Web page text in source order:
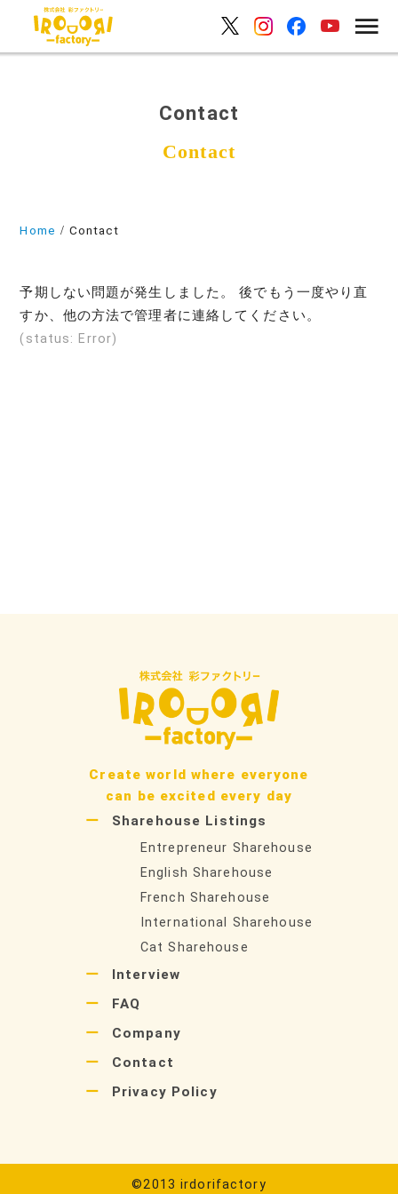
Contact
Home Contact
予期しない問題が発生しました。 後でもう一度やり直
すか、他の方法で管理者に連絡してください。
(status: Error)
Create world where everyone
can be excited every day
Sharehouse Listings
Entrepreneur Sharehouse
English Sharehouse
French Sharehouse
International Sharehouse
Cat Sharehouse
Interview
FAQ
Company
Contact
Privacy Policy
©2013 irdorifactory